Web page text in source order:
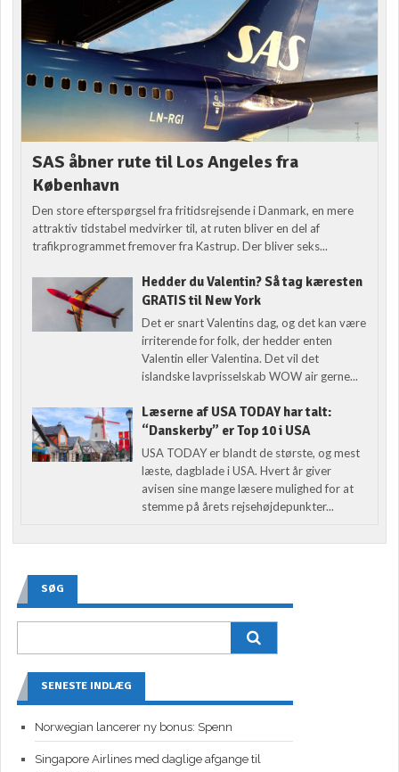
SAS åbner rute til Los Angeles fra
København
Den store efterspørgsel fra fritidsrejsende i Danmark, en mere
attraktiv tidstabel medvirker til, at ruten bliver en del af
trafikprogrammet fremover fra Kastrup. Der bliver seks...
Hedder du Valentin? Så tag kæresten
GRATIS til New York
Det er snart Valentins dag, og det kan være
irriterende for folk, der hedder enten
Valentin eller Valentina. Det vil det
islandske lavprisselskab WOW air gerne...
Læserne af USA TODAY har talt:
“Danskerby” er Top 10 i USA
USA TODAY er blandt de største, og mest
læste, dagblade i USA. Hvert år giver
avisen sine mange læsere mulighed for at
stemme på årets rejsehøjdepunkter...
SØG
SENESTE INDLÆG
Norwegian lancerer ny bonus: Spenn
Singapore Airlines med daglige afgange til